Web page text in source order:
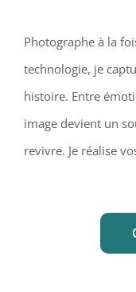
Photographe à la
technologie, je
histoire. Entre
image devient un
revivre. Je réalise